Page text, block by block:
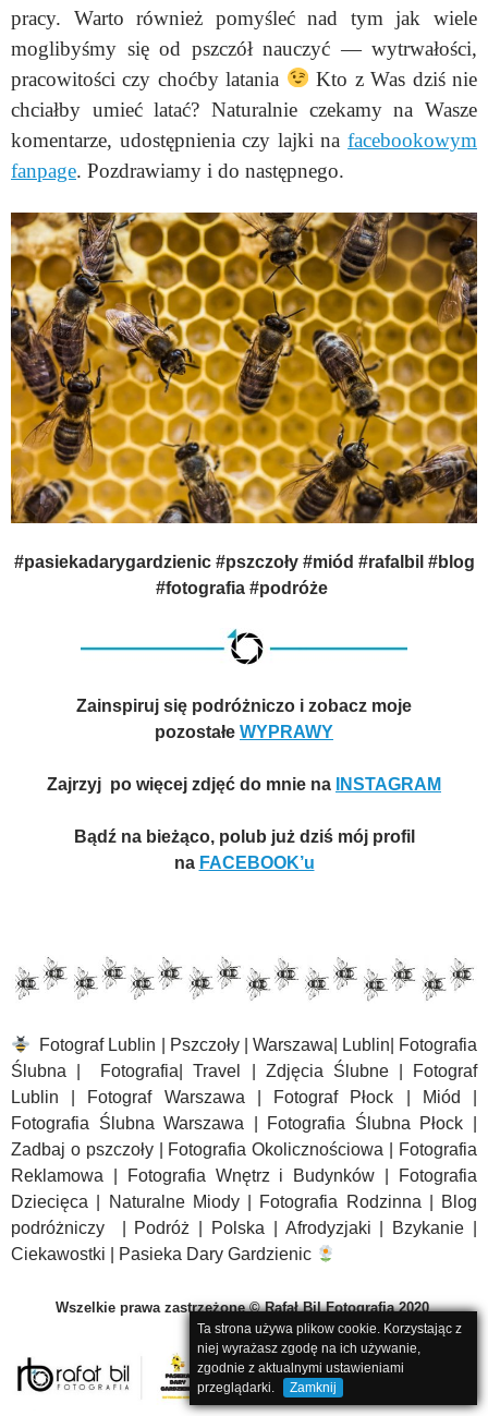
Ta strona używa plikow cookie. Korzystając z
niej wyrażasz zgodę na ich używanie,
zgodnie z aktualnymi ustawieniami
przeglądarki.
Zamknij
pracy. Warto również pomyśleć nad tym jak wiele
moglibyśmy się od pszczół nauczyć — wytrwałości,
pracowitości czy choćby latania
Kto z Was dziś nie
chciałby umieć latać? Naturalnie czekamy na Wasze
komentarze, udostępnienia czy lajki na facebookowym
fanpage. Pozdrawiamy i do następnego.
#pasiekadarygardzienic #pszczoły #miód #rafalbil #blog
#fotografia #podróże
Zainspiruj się podróżniczo i zobacz moje
pozostałe WYPRAWY
Zajrzyj po więcej zdjęć do mnie na INSTAGRAM
Bądź na bieżąco, polub już dziś mój profil
na FACEBOOK’u
Fotograf Lublin | Pszczoły | Warszawa| Lublin| Fotografia
Ślubna | Fotografia| Travel | Zdjęcia Ślubne | Fotograf
Lublin | Fotograf Warszawa | Fotograf Płock | Miód |
Fotografia Ślubna Warszawa | Fotografia Ślubna Płock |
Zadbaj o pszczoły | Fotografia Okolicznościowa | Fotografia
Reklamowa | Fotografia Wnętrz i Budynków | Fotografia
Dziecięca | Naturalne Miody | Fotografia Rodzinna | Blog
podróżniczy | Podróż | Polska | Afrodyzjaki | Bzykanie |
Ciekawostki | Pasieka Dary Gardzienic
Wszelkie prawa zastrzeżone© Rafał Bil Fotografia 2020